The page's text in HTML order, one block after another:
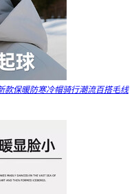
款保暖防寒冷帽骑行潮流百搭毛线